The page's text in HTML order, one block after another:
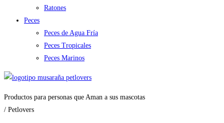
Ratones
Peces
Peces de Agua Fría
Peces Tropicales
Peces Marinos
Productos para personas que Aman a sus mascotas
/ Petlovers